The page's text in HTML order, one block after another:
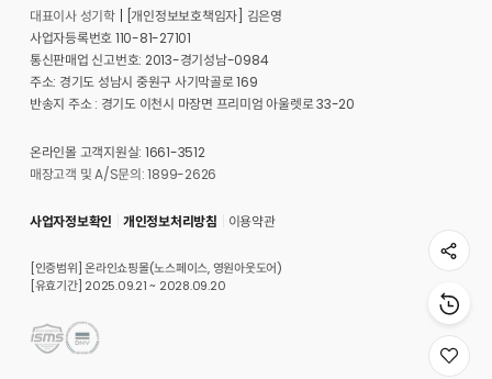
대표이사 성기학
[개인정보보호책임자] 김은영
사업자등록번호 110-81-27101
통신판매업 신고번호: 2013-경기성남-0984
주소: 경기도 성남시 중원구 사기막골로 169
반송지 주소 : 경기도 이천시 마장면 프리미엄 아울렛로 33-20
온라인몰 고객지원실: 1661-3512
매장고객 및 A/S문의: 1899-2626
사업자정보확인 개인정보처리방침 이용약관
[인증범위] 온라인쇼핑몰(노스페이스, 영원아웃도어)
[유효기간] 2025.09.21 ~ 2028.09.20
위